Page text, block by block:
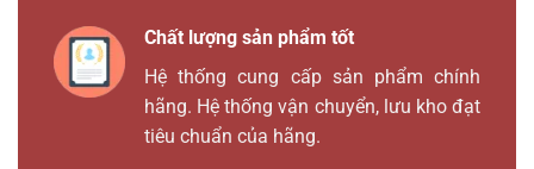
Chất lượng sản phẩm tốt
Hệ thống cung cấp sản phẩm chính
hãng. Hệ thống vận chuyển, lưu kho đạt
tiêu chuẩn của hãng.